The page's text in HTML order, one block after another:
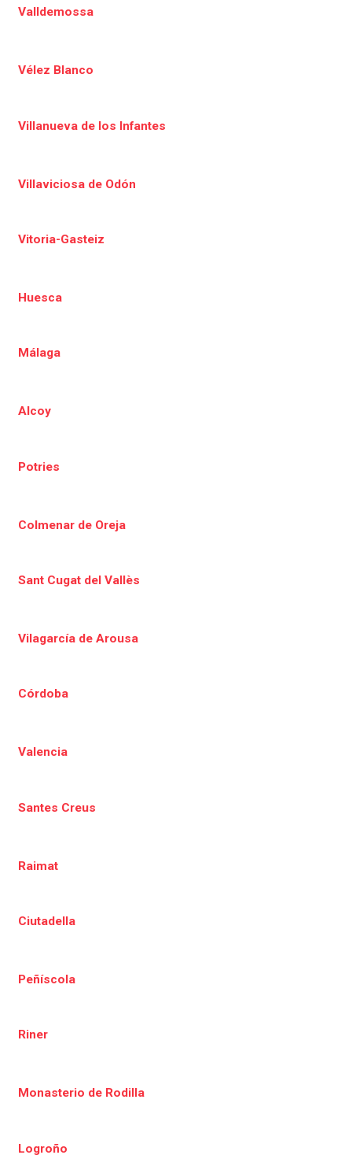
Valldemossa
Vélez Blanco
Villanueva de los Infantes
Villaviciosa de Odón
Vitoria-Gasteiz
Huesca
Málaga
Alcoy
Potries
Colmenar de Oreja
Sant Cugat del Vallès
Vilagarcía de Arousa
Córdoba
Valencia
Santes Creus
Raimat
Ciutadella
Peñíscola
Riner
Monasterio de Rodilla
Logroño